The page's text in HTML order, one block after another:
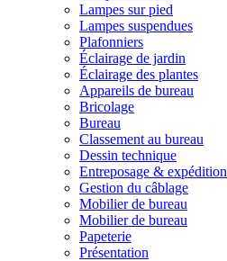
Lampes sur pied
Lampes suspendues
Plafonniers
Éclairage de jardin
Éclairage des plantes
Appareils de bureau
Bricolage
Bureau
Classement au bureau
Dessin technique
Entreposage & expédition
Gestion du câblage
Mobilier de bureau
Mobilier de bureau
Papeterie
Présentation